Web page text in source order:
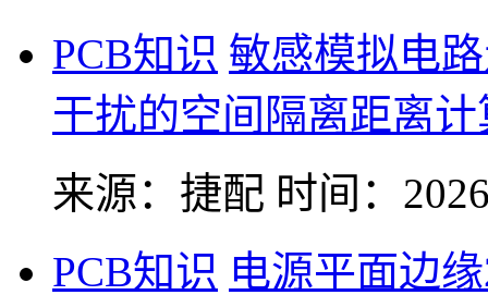
PCB知识 敏感模拟电
干扰的空间隔离距离计
来源：捷配 时间：
PCB知识 电源平面边